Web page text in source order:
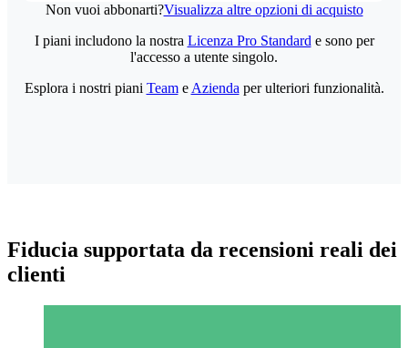
Non vuoi abbonarti?Visualizza altre opzioni di acquisto
I piani includono la nostra Licenza Pro Standard e sono per
l'accesso a utente singolo.
Esplora i nostri piani Teame Azienda per ulteriori funzionalità.
Fiducia supportata da recensioni reali dei
clienti